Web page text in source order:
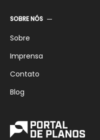
SOBRE NÓS
Sobre
Imprensa
Contato
Blog